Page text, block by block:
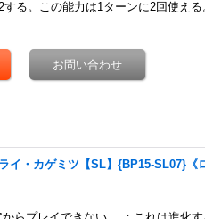
する。この能力は1ターンに2回使え
イ・カゲミツ【SL】{BP15-SL07}《